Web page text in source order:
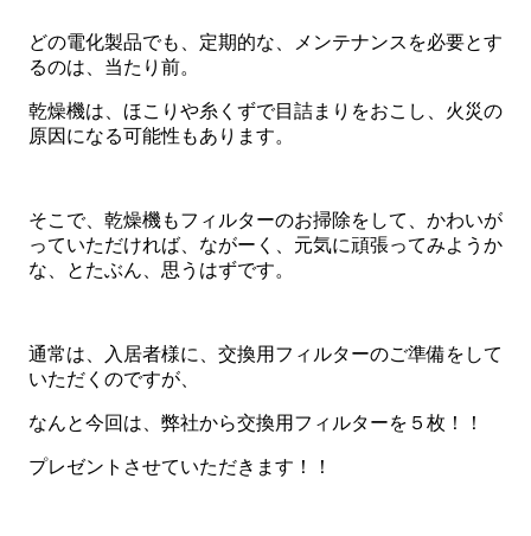
どの電化製品でも、定期的な、メンテナンスを必要とす
るのは、当たり前。
乾燥機は、ほこりや糸くずで目詰まりをおこし、火災の
原因になる可能性もあります。
そこで、乾燥機もフィルターのお掃除をして、かわいが
っていただければ、ながーく、元気に頑張ってみようか
な、とたぶん、思うはずです。
通常は、入居者様に、交換用フィルターのご準備をして
いただくのですが、
なんと今回は、弊社から交換用フィルターを５枚！！
プレゼントさせていただきます！！